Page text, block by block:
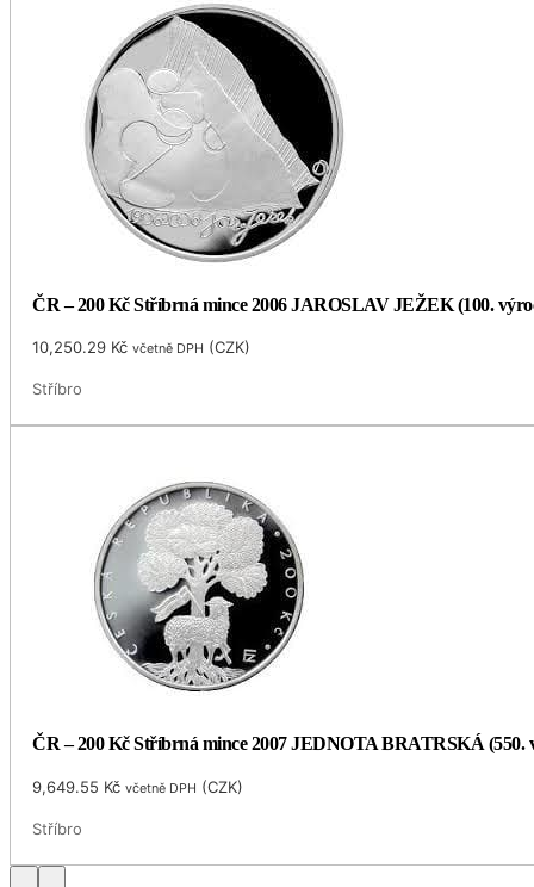
ČR – 200 Kč Stříbrná mince 2006 JAROSLAV JEŽEK (100.
10,250.29 Kč včetně DPH (CZK)
Stříbro
ČR – 200 Kč Stříbrná mince 2007 JEDNOTA BRATRSKÁ (550.
9,649.55 Kč včetně DPH (CZK)
Stříbro